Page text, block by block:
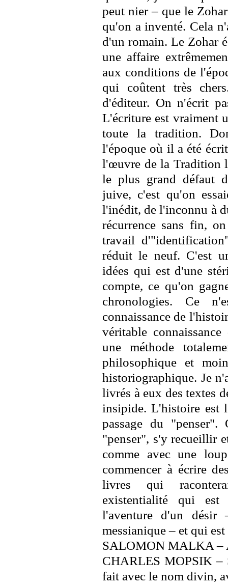
peut nier – que le
qu'on a inventé. Cela
d'un romain. Le Zohar
une affaire
aux conditions de
qui coûtent très
d'éditeur. On n'écrit
L'écriture est vraiment
toute la tradition.
l'époque où il a été
l'œuvre de la Tradition
le plus grand défaut
juive, c'est qu'on
l'inédit, de l'inconnu à
récurrence sans fin,
travail
réduit le neuf. C'est
idées qui est d'une
compte, ce qu'on
chronologies. Ce
connaissance de
véritable
une méthode
philosophique et
historiographique. Je
livrés à eux des textes
insipide. L'histoire est
passage du
"penser", s'y recueillir
comme avec une
commencer à écrire
livres qui
existentialité qui est
l'aventure d'un désir
messianique – et qui
SALOMON MALKA –
CHARLES MOPSIK –
fait avec le nom divin,